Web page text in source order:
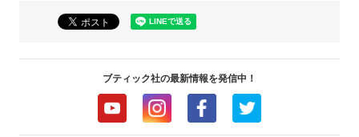
ブティック社の最新情報を発信中！